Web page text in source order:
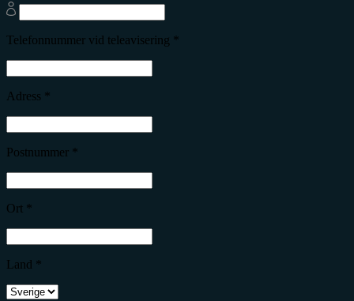
Telefonnummer vid teleavisering *
Adress *
Postnummer *
Ort *
Land *